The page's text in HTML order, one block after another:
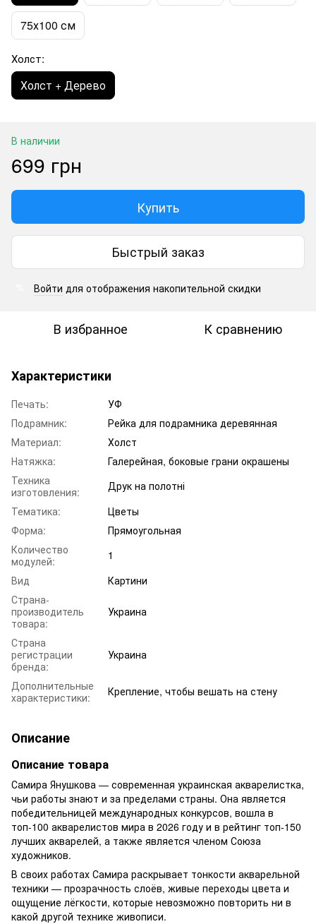
75х100 см
Холст:
Холст + Дерево
В наличии
699 грн
Купить
Быстрый заказ
Войти для отображения накопительной скидки
В избранное К сравнению
Характеристики
Печать:
УФ
Подрамник:
Рейка для подрамника деревянная
Материал:
Холст
Натяжка:
Галерейная, боковые грани окрашены
Техника
изготовления:
Друк на полотні
Тематика:
Цветы
Форма:
Прямоугольная
Количество
модулей:
1
Вид
Картини
Страна-
производитель
товара:
Украина
Страна
регистрации
бренда:
Украина
Дополнительные
характеристики:
Крепление, чтобы вешать на стену
Описание
Описание товара
Самира Янушкова — современная украинская акварелистка,
чьи работы знают и за пределами страны. Она является
победительницей международных конкурсов, вошла в
топ-100 акварелистов мира в 2026 году и в рейтинг топ-150
лучших акварелей, а также является членом Союза
художников.
В своих работах Самира раскрывает тонкости акварельной
техники — прозрачность слоёв, живые переходы цвета и
ощущение лёгкости, которые невозможно повторить ни в
какой другой технике живописи.